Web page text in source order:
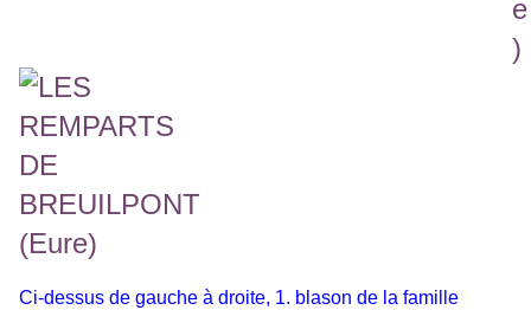
Ci-dessus de gauche à droite, 1. b lason de la famille